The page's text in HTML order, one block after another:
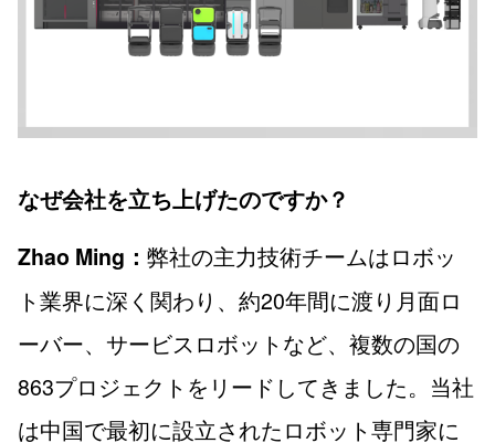
なぜ会社を立ち上げたのですか？
Zhao Ming： 弊社の主力技術チームはロボッ
ト業界に深く関わり、約20年間に渡り月面ロ
ーバー、サービスロボットなど、複数の国の
863プロジェクトをリードしてきました。当社
は中国で最初に設立されたロボット専門家に